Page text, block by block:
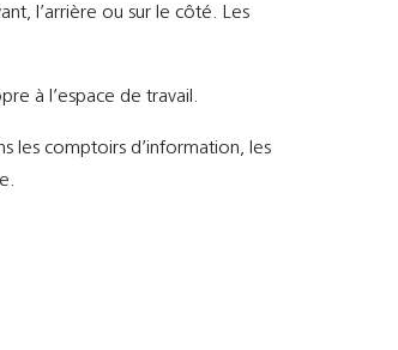
l’arrière ou sur le côté. Les
à l’espace de travail.
les comptoirs d’information, les